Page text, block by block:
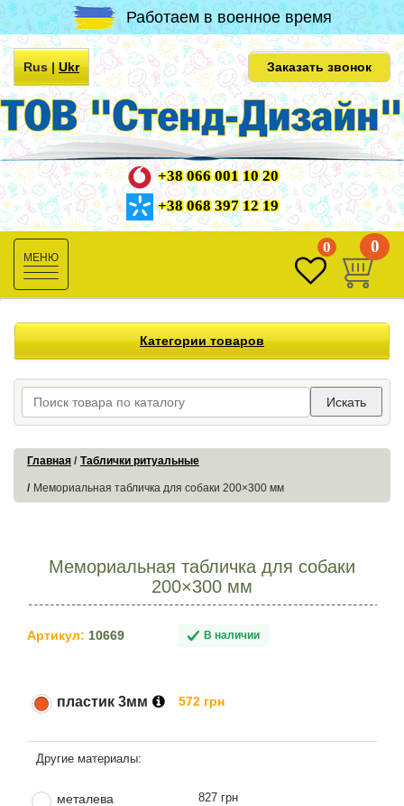
Работаем в военное время
Rus|Ukr Заказать звонок
+38 066 001 10 20
+38 068 397 12 19
Toggle
navigation
0 0
Категории товаров
Искать
Главная Таблички ритуальные
Мемориальная табличка для собаки 200×300 мм
Мемориальная табличка для собаки
200×300 мм
Артикул: 10669 В наличии
пластик 3мм 572 грн
металева 827 грн